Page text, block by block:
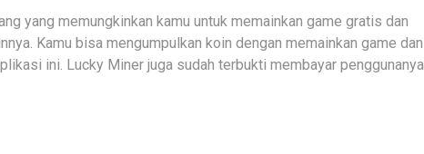
yang memungkinkan kamu untuk memainkan game gratis dan
Kamu bisa mengumpulkan koin dengan memainkan game dan
ini. Lucky Miner juga sudah terbukti membayar penggunanya.